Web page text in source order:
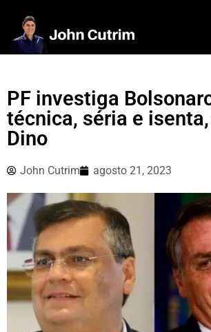
PF investiga
técnica, séria e
Dino
John Cutrim agosto 21, 2023